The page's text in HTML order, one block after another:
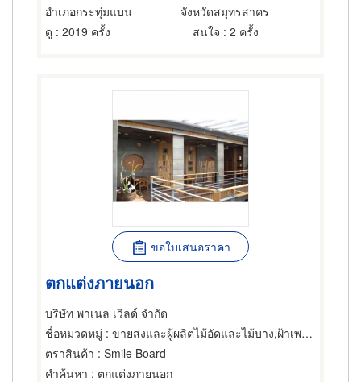
อำเภอกระทุ่มแบน
จังหวัดสมุทรสาคร
ดู : 2019 ครั้ง สนใจ : 2 ครั้ง
ขอใบเสนอราคา
ตกแต่งภายนอก
บริษัท พาเนล เวิลด์ จำกัด
ชื่อหมวดหมู่ : ขายส่งและผู้ผลิตไม้อัดและไม้บาง,ฝ้าเพดาน,ไม้และไม้แปรรูป
ตราสินค้า : Smile Board
คำค้นหา : ตกแต่งภายนอก